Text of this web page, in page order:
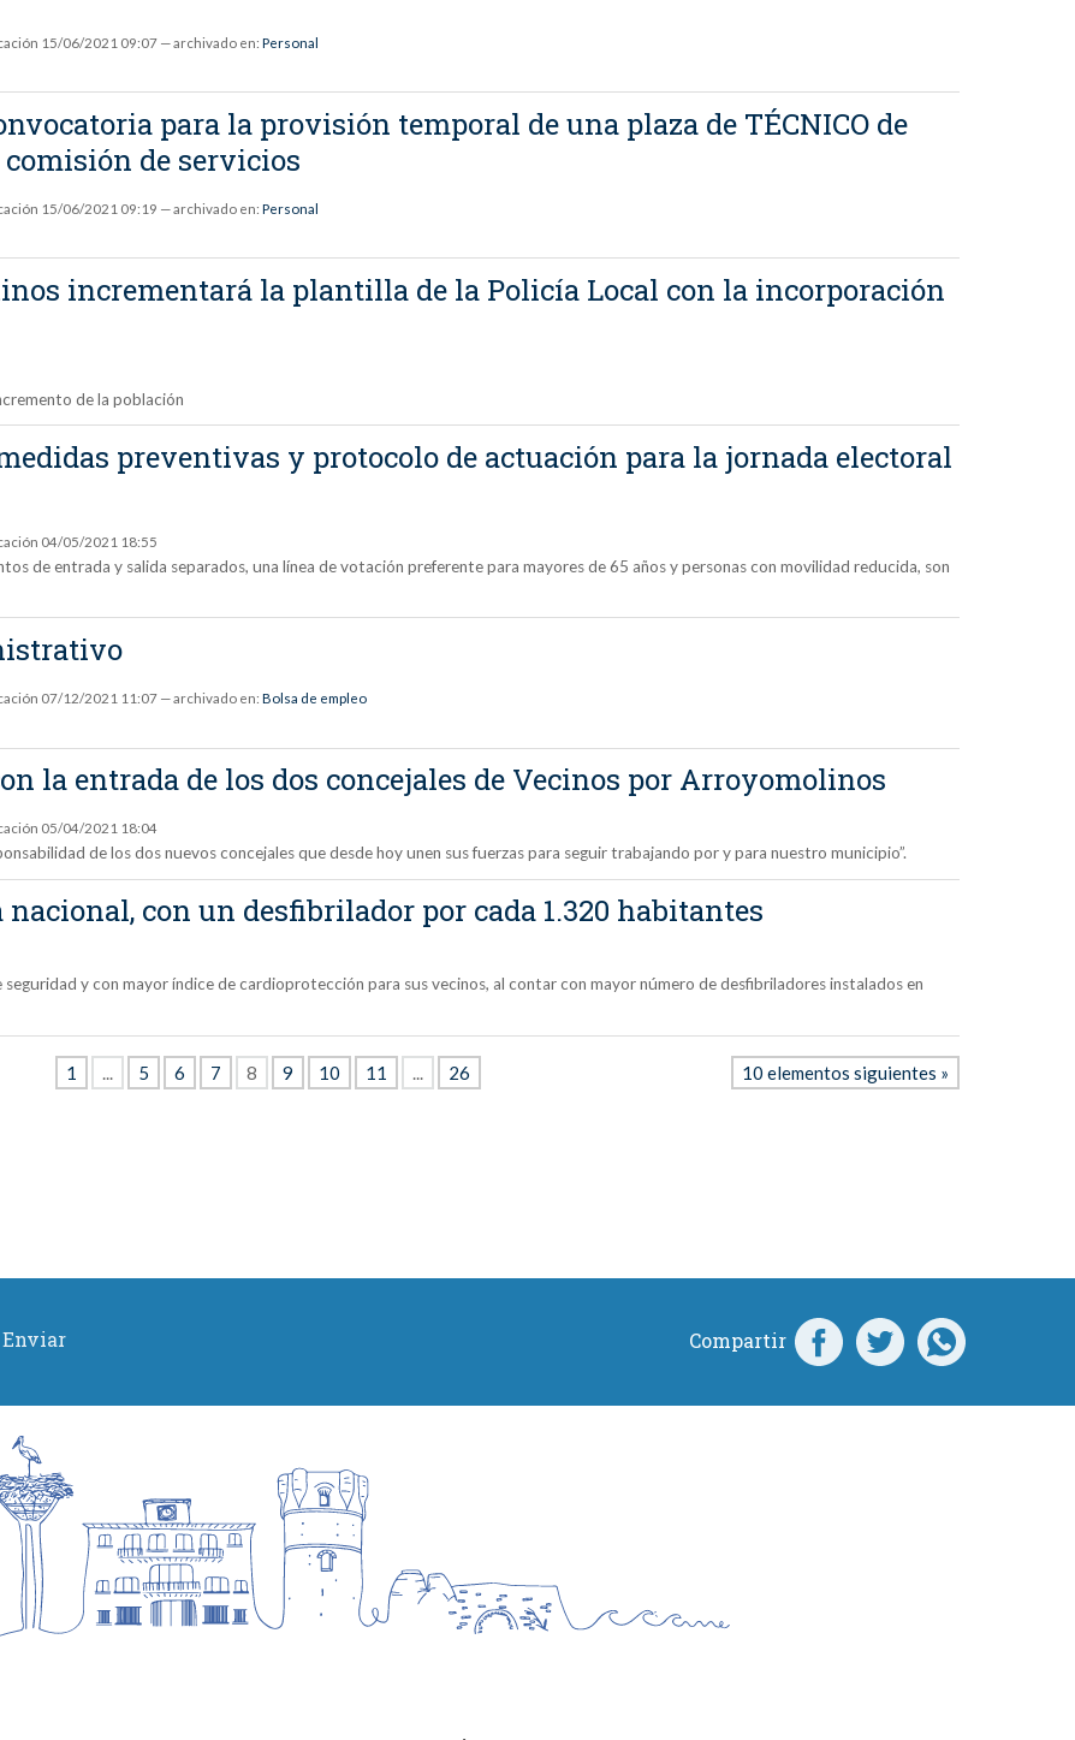
15/06/2021 09:07 — archivado en:Personal
para la provisión temporal de una plaza de TÉCNICO de
de servicios
15/06/2021 09:19 — archivado en:Personal
incrementará la plantilla de la Policía Local con la incorporación
de la población
preventivas y protocolo de actuación para la jornada electoral
04/05/2021 18:55
de entrada y salida separados, una línea de votación preferente para mayores de 65 años y personas con movilidad reducida, son
07/12/2021 11:07 — archivado en:Bolsa de empleo
la entrada de los dos concejales de Vecinos por Arroyomolinos
05/04/2021 18:04
de los dos nuevos concejales que desde hoy unen sus fuerzas para seguir trabajando por y para nuestro municipio”.
con un desfibrilador por cada 1.320 habitantes
y con mayor índice de cardioprotección para sus vecinos, al contar con mayor número de desfibriladores instalados en
10 elementos siguientes »
1 ... 5 6 7 8 9 10 11 ... 26
Enviar Compartir